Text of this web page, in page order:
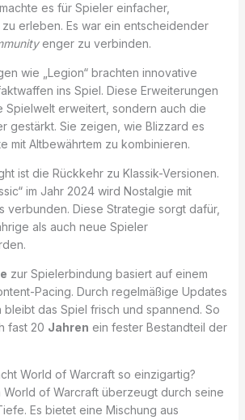
es für Spieler einfacher,
zu erleben. Es war ein entscheidender
enger zu verbinden.
wie „Legion“ brachten innovative
ins Spiel. Diese Erweiterungen
Spielwelt erweitert, sondern auch die
gestärkt. Sie zeigen, wie Blizzard es
mit Altbewährtem zu kombinieren.
ist die Rückkehr zu Klassik-Versionen.
im Jahr 2024 wird Nostalgie mit
verbunden. Diese Strategie sorgt dafür,
als auch neue Spieler
zur Spielerbindung basiert auf einem
Pacing. Durch regelmäßige Updates
bleibt das Spiel frisch und spannend. So
fast 20 Jahren ein fester Bestandteil der
World of Warcraft so einzigartig?
World of Warcraft überzeugt durch seine
Es bietet eine Mischung aus